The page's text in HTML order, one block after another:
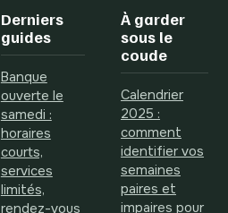
argent après un
bug d’automate
Derniers
guides
Banque
ouverte le
samedi :
horaires
courts,
services
limités,
rendez-vous
À garder
sous le
coude
Calendrier
2025 :
comment
identifier vos
semaines
paires et
impaires pour